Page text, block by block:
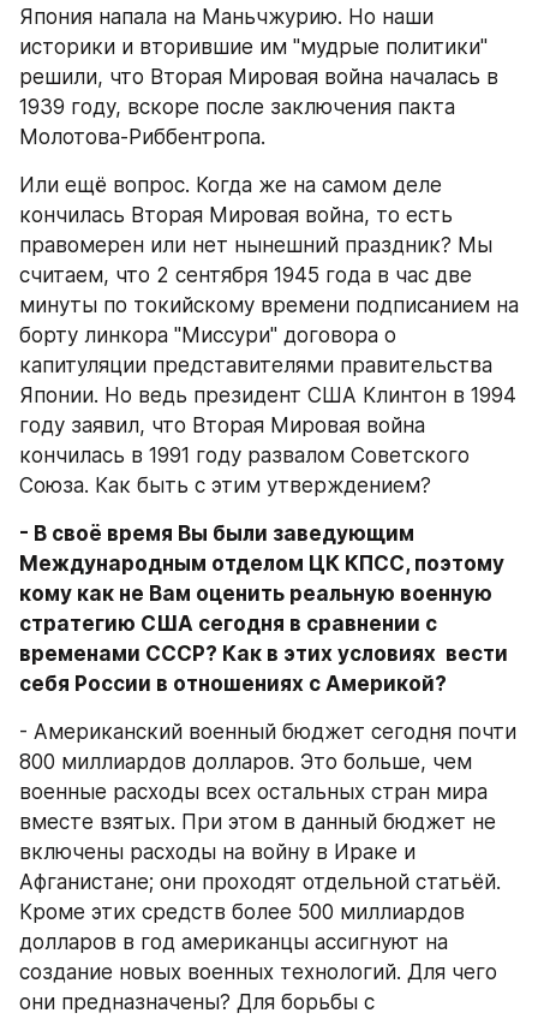
Япония напала на Маньчжурию. Но наши
историки и вторившие им "мудрые политики"
решили, что Вторая Мировая война началась в
1939 году, вскоре после заключения пакта
Молотова-Риббентропа.
Или ещё вопрос. Когда же на самом деле
кончилась Вторая Мировая война, то есть
правомерен или нет нынешний праздник? Мы
считаем, что 2 сентября 1945 года в час две
минуты по токийскому времени подписанием на
борту линкора "Миссури" договора о
капитуляции представителями правительства
Японии. Но ведь президент США Клинтон в 1994
году заявил, что Вторая Мировая война
кончилась в 1991 году развалом Советского
Союза. Как быть с этим утверждением?
- В своё время Вы были заведующим
Международным отделом ЦК КПСС, поэтому
кому как не Вам оценить реальную военную
стратегию США сегодня в сравнении с
временами СССР? Как в этих условиях  вести
себя России в отношениях с Америкой?
- Американский военный бюджет сегодня почти
800 миллиардов долларов. Это больше, чем
военные расходы всех остальных стран мира
вместе взятых. При этом в данный бюджет не
включены расходы на войну в Ираке и
Афганистане; они проходят отдельной статьёй.
Кроме этих средств более 500 миллиардов
долларов в год американцы ассигнуют на
создание новых военных технологий. Для чего
они предназначены? Для борьбы с